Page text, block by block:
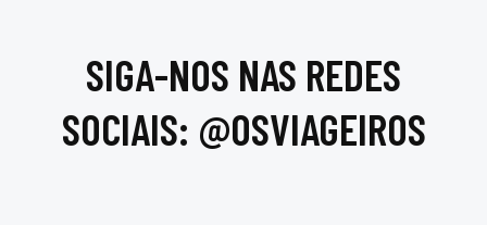
SIGA-NOS NAS REDES
SOCIAIS: @OSVIAGEIROS